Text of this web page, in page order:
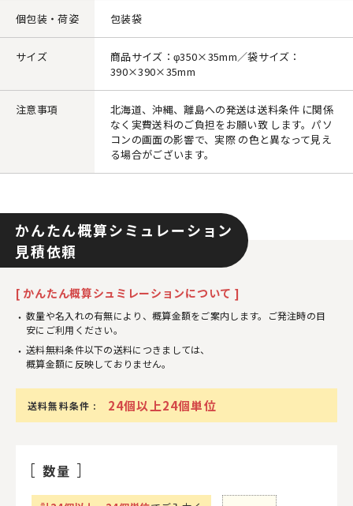
個包装・荷姿 包装袋
サイズ
商品サイズ：φ350×35mm／袋サイズ：
390×390×35mm
注意事項
北海道、沖縄、離島への発送は送料条件 に関係
なく実費送料のご負担をお願い致 します。パソ
コンの画面の影響で、実際 の色と異なって見え
る場合がございます。
かんたん概算シミュレーション
見積依頼
[ かんたん概算シュミレーションについて ]
数量や名入れの有無により、概算金額をご案内します。ご発注時の目
安にご利用ください。
送料無料条件以下の送料につきましては、
概算金額に反映しておりません。
送料無料条件 : 24個以上24個単位
数量